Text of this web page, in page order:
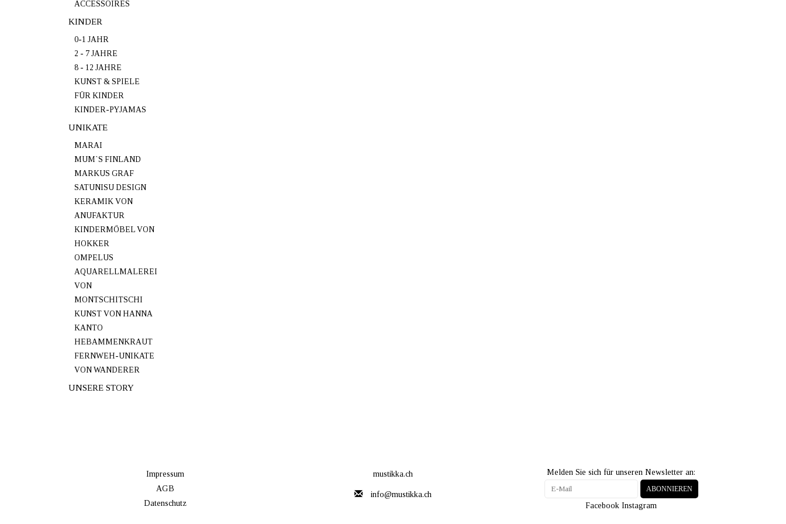
ACCESSOIRES
KINDER
0-1 JAHR
2 - 7 JAHRE
8 - 12 JAHRE
KUNST & SPIELE
FÜR KINDER
KINDER-PYJAMAS
UNIKATE
MARAI
MUM`S FINLAND
MARKUS GRAF
SATUNISU DESIGN
KERAMIK VON
ANUFAKTUR
KINDERMÖBEL VON
HOKKER
OMPELUS
AQUARELLMALEREI
VON
MONTSCHITSCHI
KUNST VON HANNA
KANTO
HEBAMMENKRAUT
FERNWEH-UNIKATE
VON WANDERER
UNSERE STORY
Impressum
AGB
Datenschutz
mustikka.ch
info@mustikka.ch
Melden Sie sich für unseren Newsletter an:
ABONNIEREN
Facebook Instagram